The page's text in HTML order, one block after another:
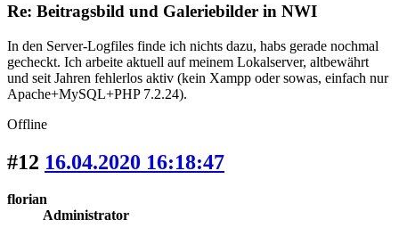
Re: Beitragsbild und Galeriebilder in NWI
In den Server-Logfiles finde ich nichts dazu, habs gerade nochmal
gecheckt. Ich arbeite aktuell auf meinem Lokalserver, altbewährt
und seit Jahren fehlerlos aktiv (kein Xampp oder sowas, einfach nur
Apache+MySQL+PHP 7.2.24).
Offline
#12 16.04.2020 16:18:47
florian
Administrator